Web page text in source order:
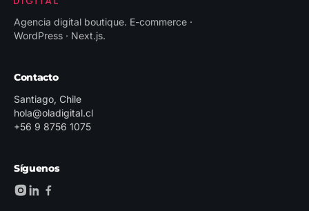
Agencia digital boutique. E-commerce ·
WordPress · Next.js.
Contacto
Santiago, Chile
hola@oladigital.cl
+56 9 8756 1075
Síguenos